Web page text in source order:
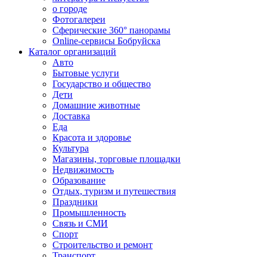
о городе
Фотогалереи
Сферические 360° панорамы
Online-сервисы Бобруйска
Каталог организаций
Авто
Бытовые услуги
Государство и общество
Дети
Домашние животные
Доставка
Еда
Красота и здоровье
Культура
Магазины, торговые площадки
Недвижимость
Образование
Отдых, туризм и путешествия
Праздники
Промышленность
Связь и СМИ
Спорт
Строительство и ремонт